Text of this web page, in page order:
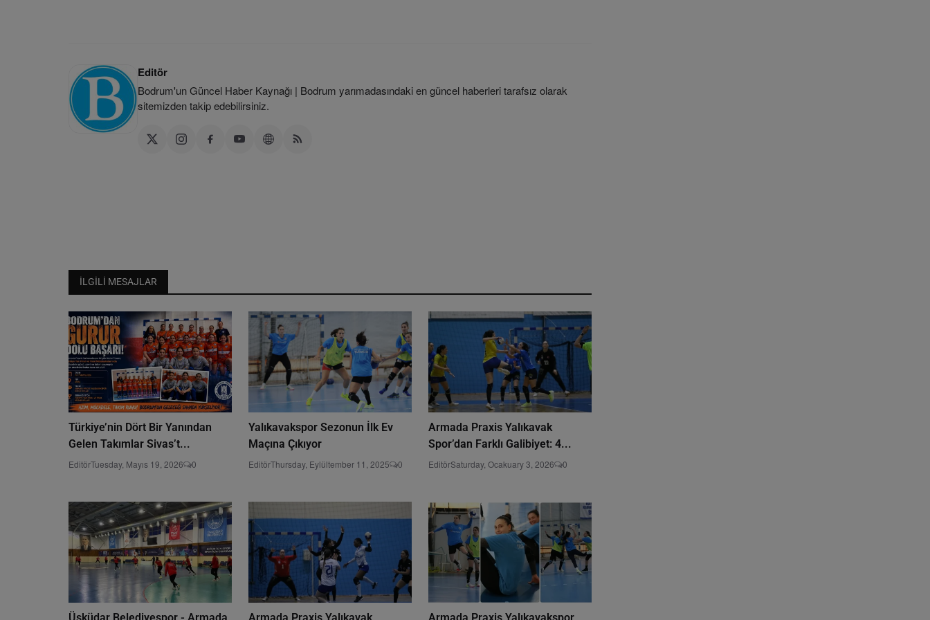
Editör
Bodrum'un Güncel Haber Kaynağı | Bodrum yarımadasındaki en güncel haberleri tarafsız olarak
sitemizden takip edebilirsiniz.
İLGILI MESAJLAR
Türkiye’nin Dört Bir Yanından
Gelen Takımlar Sivas’t...
EditörTuesday, Mayıs 19, 2026 0
Yalıkavakspor Sezonun İlk Ev
Maçına Çıkıyor
EditörThursday, Eylültember 11, 2025 0
Armada Praxis Yalıkavak
Spor’dan Farklı Galibiyet: 4...
EditörSaturday, Ocakuary 3, 2026 0